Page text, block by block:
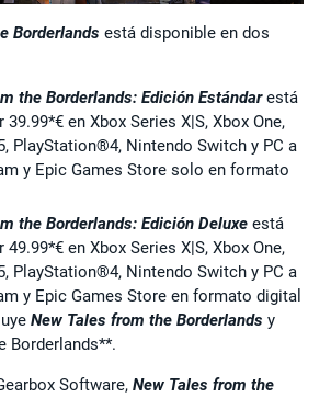
Borderlands está disponible en dos
the Borderlands: Edición Estándarestá
en Xbox Series X|S, Xbox One,
PlayStation®4, Nintendo Switch y PC a
y Epic Games Store solo en formato
the Borderlands: Edición Deluxe está
en Xbox Series X|S, Xbox One,
PlayStation®4, Nintendo Switch y PC a
y Epic Games Store en formato digital
New Tales from the Borderlands y
Borderlands**.
Software, New Tales from the